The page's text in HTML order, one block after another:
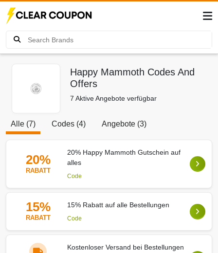
Happy Mammoth Codes And
Offers
7 Aktive Angebote verfügbar
Alle (7) Codes (4) Angebote (3)
20%
RABATT
20% Happy Mammoth Gutschein auf
alles
Code
15%
RABATT
15% Rabatt auf alle Bestellungen
Code
Kostenloser Versand bei Bestellungen